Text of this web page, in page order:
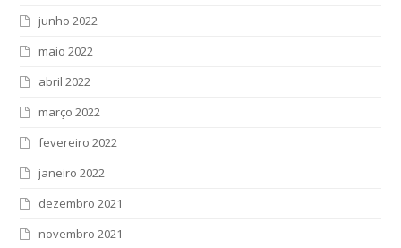
junho 2022
maio 2022
abril 2022
março 2022
fevereiro 2022
janeiro 2022
dezembro 2021
novembro 2021